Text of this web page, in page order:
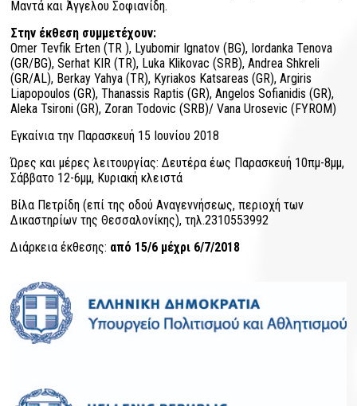
Μαντά και Άγγελου Σοφιανίδη.
Στην έκθεση συμμετέχουν:
Omer Tevfik Erten (TR ), Lyubomir Ignatov (BG), Iordanka Tenova
(GR/BG), Serhat KIR (TR), Luka Klikovac (SRB), Andrea Shkreli
(GR/AL), Berkay Yahya (TR), Kyriakos Katsareas (GR), Argiris
Liapopoulos (GR), Thanassis Raptis (GR), Angelos Sofianidis (GR),
Aleka Tsironi (GR), Zoran Todovic (SRB)/ Vana Urosevic (FYROM)
Εγκαίνια την Παρασκευή 15 Ιουνίου 2018
Ώρες και μέρες λειτουργίας: Δευτέρα έως Παρασκευή 10πμ-8μμ,
Σάββατο 12-6μμ, Κυριακή κλειστά
Βίλα Πετρίδη (επί της οδού Αναγεννήσεως, περιοχή των
Δικαστηρίων της Θεσσαλονίκης), τηλ.2310553992
Διάρκεια έκθεσης: από 15/6 μέχρι 6/7/2018